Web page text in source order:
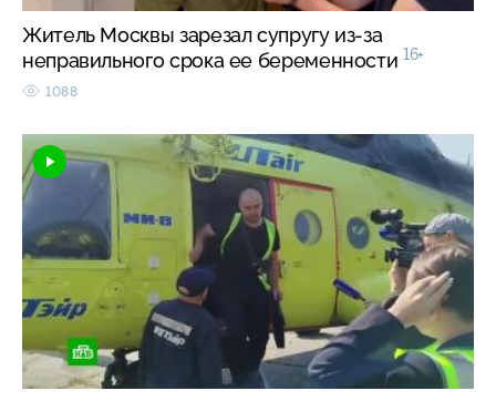
Житель Москвы зарезал супругу из-за
неправильного срока ее беременности 16+
1088